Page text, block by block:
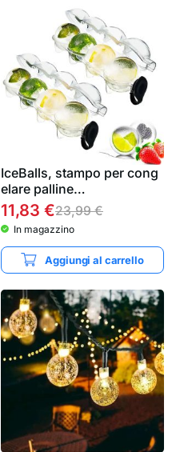
IceBalls, stampo per cong
elare palline…
11,83 €23,99€
In magazzino
Aggiungi al carrello